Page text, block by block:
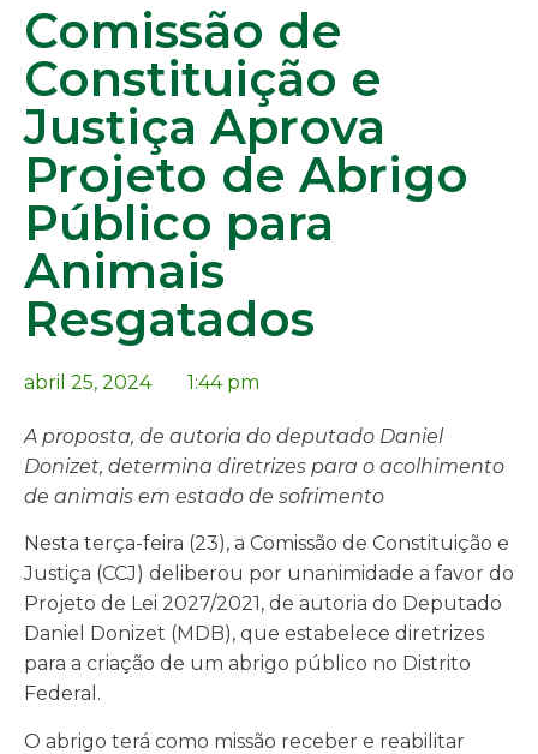
Comissão de
Constituição e
Justiça Aprova
Projeto de Abrigo
Público para
Animais
Resgatados
abril 25, 2024 1:44 pm
A proposta, de autoria do deputado Daniel
Donizet, determina diretrizes para o acolhimento
de animais em estado de sofrimento
Nesta terça-feira (23), a Comissão de Constituição e
Justiça (CCJ) deliberou por unanimidade a favor do
Projeto de Lei 2027/2021, de autoria do Deputado
Daniel Donizet (MDB), que estabelece diretrizes
para a criação de um abrigo público no Distrito
Federal.
O abrigo terá como missão receber e reabilitar